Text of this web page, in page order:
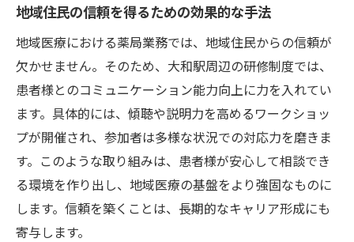
地域住民の信頼を得るための効果的な手法
地域医療における薬局業務では、地域住民からの信頼が
欠かせません。そのため、大和駅周辺の研修制度では、
患者様とのコミュニケーション能力向上に力を入れてい
ます。具体的には、傾聴や説明力を高めるワークショッ
プが開催され、参加者は多様な状況での対応力を磨きま
す。このような取り組みは、患者様が安心して相談でき
る環境を作り出し、地域医療の基盤をより強固なものに
します。信頼を築くことは、長期的なキャリア形成にも
寄与します。